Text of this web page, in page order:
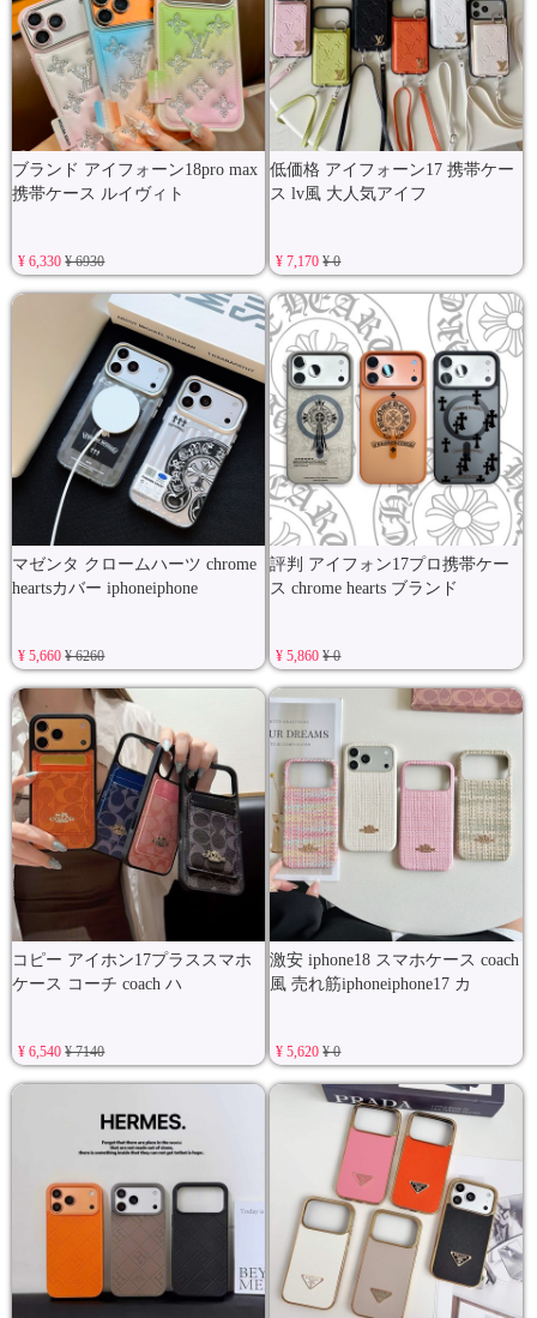
ブランド アイフォーン18pro max
携帯ケース ルイヴィト
¥ 6,330¥ 6930
低価格 アイフォーン17 携帯ケー
ス lv風 大人気アイフ
¥ 7,170¥ 0
マゼンタ クロームハーツ chrome
heartsカバー iphoneiphone
¥ 5,660¥ 6260
評判 アイフォン17プロ携帯ケー
ス chrome hearts ブランド
¥ 5,860¥ 0
コピー アイホン17プラススマホ
ケース コーチ coach ハ
¥ 6,540¥ 7140
激安 iphone18 スマホケース coach
風 売れ筋iphoneiphone17 カ
¥ 5,620¥ 0